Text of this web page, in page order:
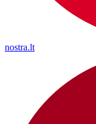
nostra.lt